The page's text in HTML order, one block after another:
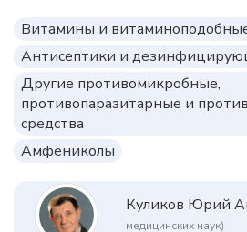
Витамины и
Антисептики и
Другие противомикробные,
противопаразитарные и
средства
Амфениколы
Куликов Юрий
медицинских наук)